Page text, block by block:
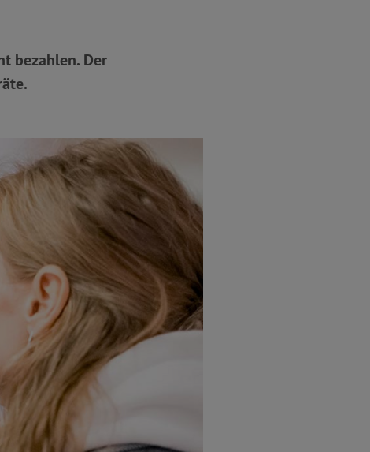
bezahlen. Der